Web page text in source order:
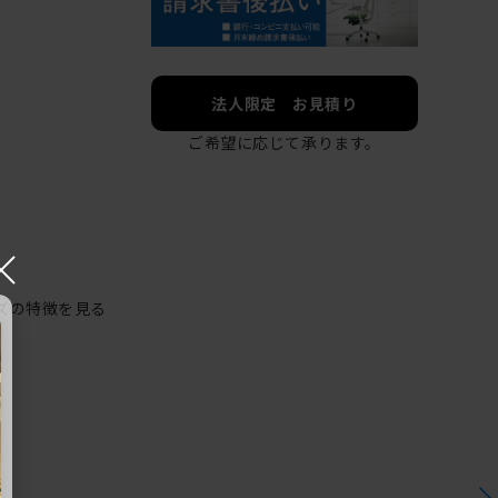
法人限定 お見積り
ご希望に応じて承ります。
の特徴を見る